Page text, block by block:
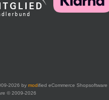
2026 by modified eCommerce Shopsoftware
© 2009-2026